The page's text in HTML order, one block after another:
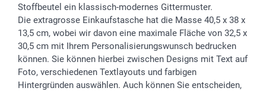
Stoffbeutel ein klassisch-modernes Gittermuster.
Die extragrosse Einkaufstasche hat die Masse 40,5 x 38 x
13,5 cm, wobei wir davon eine maximale Fläche von 32,5 x
30,5 cm mit Ihrem Personalisierungswunsch bedrucken
können. Sie können hierbei zwischen Designs mit Text auf
Foto, verschiedenen Textlayouts und farbigen
Hintergründen auswählen. Auch können Sie entscheiden,